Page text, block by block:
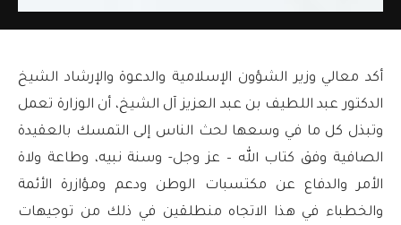
أكد معالي وزير الشؤون الإسلامية والدعوة والإرشاد الشيخ
الدكتور عبد اللطيف بن عبد العزيز آل الشيخ، أن الوزارة تعمل
وتبذل كل ما في وسعها لحث الناس إلى التمسك بالعقيدة
الصافية وفق كتاب الله – عز وجل- وسنة نبيه، وطاعة ولاة
الأمر والدفاع عن مكتسبات الوطن ودعم ومؤازرة الأئمة
والخطباء في هذا الاتجاه منطلقين في ذلك من توجيهات